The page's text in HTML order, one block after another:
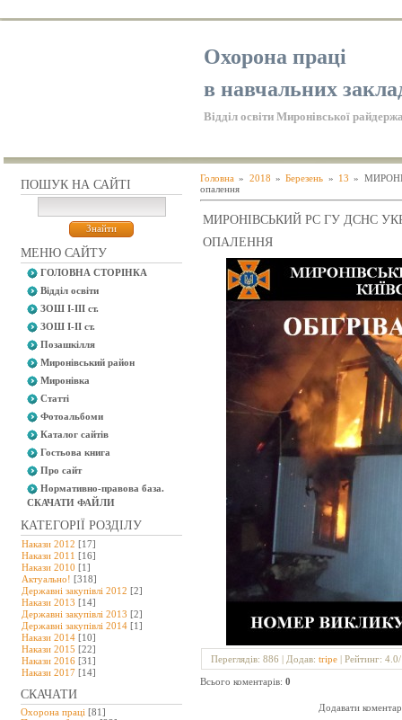
Охорона праці
в навчальних
Відділ освіти Миронівської
ПОШУК НА САЙТІ
МЕНЮ САЙТУ
ГОЛОВНА СТОРІНКА
Відділ освіти
ЗОШ І-ІІІ ст.
ЗОШ І-ІІ ст.
Позашкілля
Миронівський район
Миронівка
Статті
Фотоальбоми
Каталог сайтів
Гостьова книга
Про сайт
Нормативно-правова база.
СКАЧАТИ ФАЙЛИ
КАТЕГОРІЇ РОЗДІЛУ
Накази 2012 [17]
Накази 2011 [16]
Накази 2010 [1]
Актуально! [318]
Державні закупівлі 2012 [2]
Накази 2013 [14]
Державні закупівлі 2013 [2]
Державні закупівлі 2014 [1]
Накази 2014 [10]
Накази 2015 [22]
Накази 2016 [31]
Накази 2017 [14]
СКАЧАТИ
Охорона праці [81]
Головна » 2018 » Березень » 13 »
опалення
МИРОНІВСЬКИЙ РС ГУ ДСНС
ОПАЛЕННЯ
Переглядів: 886 | Додав: tripe | Рейтинг: 4.0/
Всього коментарів: 0
Додавати